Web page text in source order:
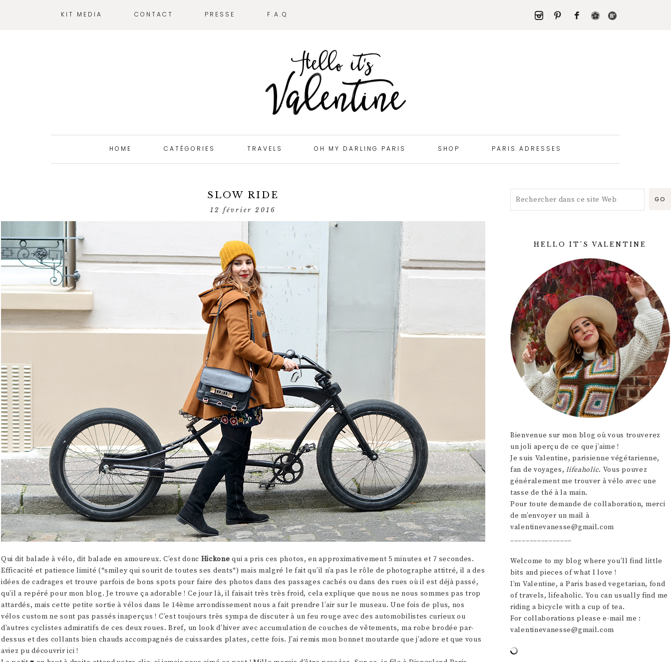
KIT MEDIA CONTACT PRESSE F.A.Q
HOME CATÉGORIES TRAVELS OH MY DARLING PARIS SHOP PARIS ADRESSES
SLOW RIDE
12 février 2016
Qui dit balade à vélo, dit balade en amoureux. C’est donc Hickone qui a pris ces photos, en approximativement 5 minutes et 7 secondes.
Efficacité et patience limité (*smiley qui sourit de toutes ses dents*) mais malgré le fait qu’il n’a pas le rôle de photographe attitré, il a des
idées de cadrages et trouve parfois de bons spots pour faire des photos dans des passages cachés ou dans des rues où il est déjà passé,
qu’il a repéré pour mon blog. Je trouve ça adorable ! Ce jour là, il faisait très très froid, cela explique que nous ne nous sommes pas trop
attardés, mais cette petite sortie à vélos dans le 14ème arrondissement nous a fait prendre l’air sur le museau. Une fois de plus, nos
vélos custom ne sont pas passés inaperçus ! C’est toujours très sympa de discuter à un feu rouge avec des automobilistes curieux ou
d’autres cyclistes admiratifs de ces deux roues. Bref, un look d’hiver avec accumulation de couches de vêtements, ma robe brodée par-
dessus et des collants bien chauds accompagnés de cuissardes plates, cette fois. J’ai remis mon bonnet moutarde que j’adore et que vous
aviez pu découvrir ici !
HELLO IT’S VALENTINE
Bienvenue sur mon blog où vous trouverez
un joli aperçu de ce que j’aime !
Je suis Valentine, parisienne végétarienne,
fan de voyages,lifeaholic. Vous pouvez
généralement me trouver à vélo avec une
tasse de thé à la main.
Pour toute demande de collaboration, merci
de m’envoyer un mail à
valentinevanesse@gmail.com
________________
Welcome to my blog where you’ll find little
bits and pieces of what I love !
I’m Valentine, a Paris based vegetarian, fond
of travels, lifeaholic. You can usually find me
riding a bicycle with a cup of tea.
For collaborations please e-mail me :
valentinevanesse@gmail.com